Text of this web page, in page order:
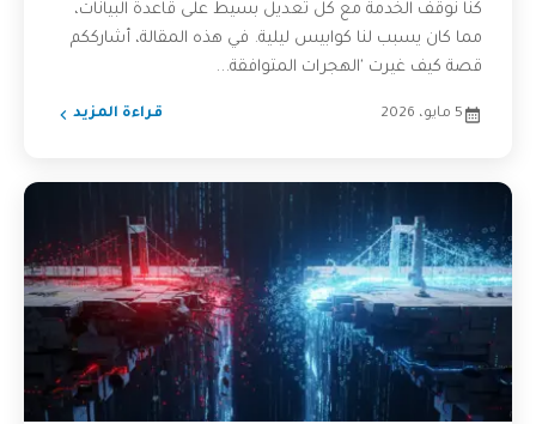
كنا نوقف الخدمة مع كل تعديل بسيط على قاعدة البيانات،
مما كان يسبب لنا كوابيس ليلية. في هذه المقالة، أشارككم
قصة كيف غيرت 'الهجرات المتوافقة...
5 مايو، 2026 قراءة المزيد